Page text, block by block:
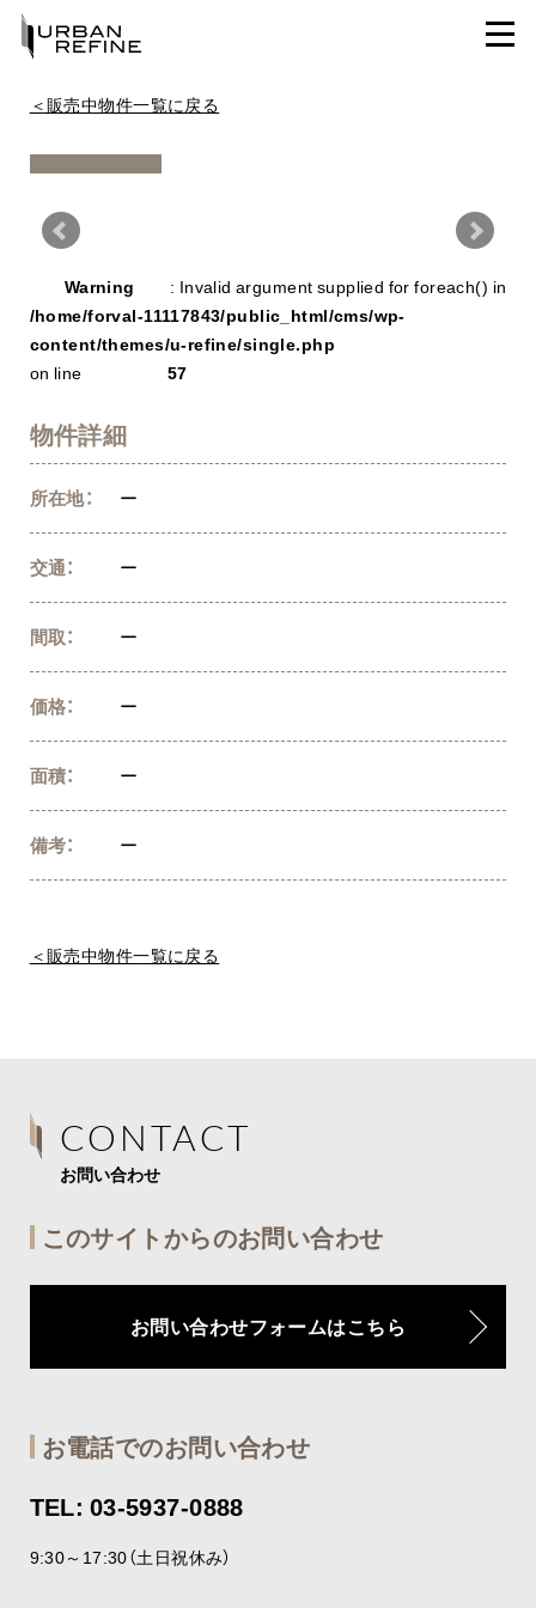
＜販売中物件一覧に戻る
Warning
: Invalid argument supplied for foreach() in
/home/forval-11117843/public_html/cms/wp-
content/themes/u-refine/single.php
on line
57
物件詳細
所在地： ー
交通： ー
間取： ー
価格： ー
面積： ー
備考： ー
＜販売中物件一覧に戻る
CONTACT
お問い合わせ
このサイトからのお問い合わせ
お問い合わせフォームはこちら
お電話でのお問い合わせ
TEL: 03-5937-0888
9:30～17:30（土日祝休み）